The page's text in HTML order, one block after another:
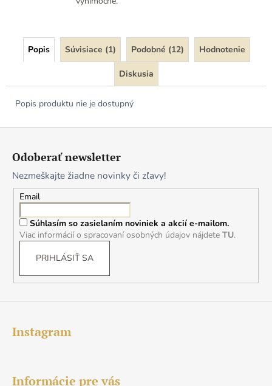
Popis Súvisiace (1) Podobné (12) Hodnotenie
Diskusia
Popis produktu nie je dostupný
Odoberať newsletter
Nezmeškajte žiadne novinky či zľavy!
Email
Súhlasím so zasielaním noviniek a akcií e-mailom.
Viac informácií o spracovaní osobných údajov nájdete TU.
PRIHLÁSIŤ SA
Instagram
Informácie pre vás